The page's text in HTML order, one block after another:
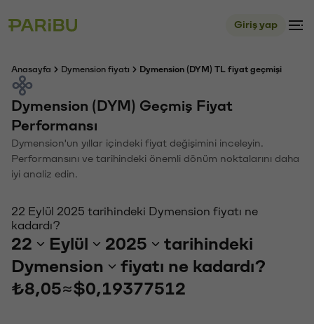
Giriş yap
Anasayfa Dymension fiyatı Dymension (DYM) TL fiyat geçmişi
Dymension (DYM) Geçmiş Fiyat
Performansı
Dymension'un yıllar içindeki fiyat değişimini inceleyin.
Performansını ve tarihindeki önemli dönüm noktalarını daha
iyi analiz edin.
22 Eylül 2025 tarihindeki Dymension fiyatı ne
kadardı?
22 Eylül 2025
tarihindeki
Dymension
fiyatı ne kadardı?
₺8,05≈$0,19377512